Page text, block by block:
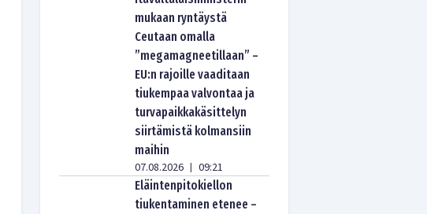
mukaan ryntäystä
Ceutaan omalla
”megamagneetillaan” –
EU:n rajoille vaaditaan
tiukempaa valvontaa ja
turvapaikkakäsittelyn
siirtämistä kolmansiin
maihin
07.08.2026 | 09:21
Eläintenpitokiellon
tiukentaminen etenee –